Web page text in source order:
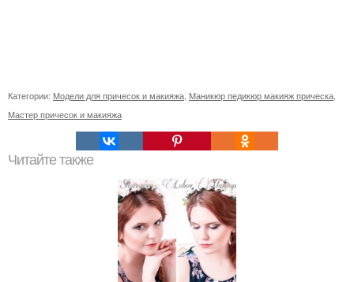
Категории: Модели для причесок и макияжа Маникюр педикюр макияж прическа
Мастер причесок и макияжа
Читайте также